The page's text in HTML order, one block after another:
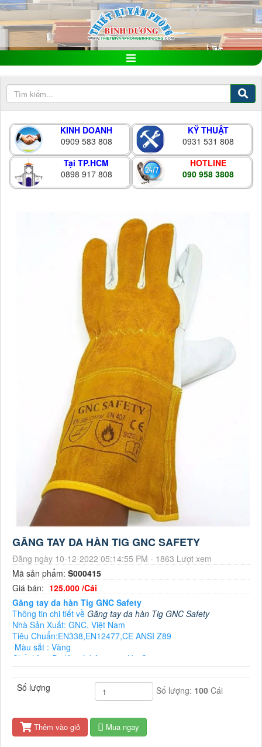
KINH DOANH
0909 583 808
KỸ THUẬT
0931 531 808
Tại TP.HCM
0898 917 808
HOTLINE
090 958 3808
GĂNG TAY DA HÀN TIG GNC SAFETY
Đăng ngày 10-12-2022 05:14:55 PM - 1863 Lượt xem
Mã sản phẩm: S000415
Giá bán: 125.000 /Cái
Găng tay da hàn Tig GNC Safety
Thông tin chi tiết về Găng tay da hàn Tig GNC Safety
Nhà Sản Xuất: GNC, Việt Nam
Tiêu Chuẩn:EN338,EN12477,CE ANSI Z89
Màu sắt : Vàng
Chất liệu : Da lộn và bên trong lớp Cotton
Chống chịu nhiệt 100°C trong 15s
Chống mài mòn : Mức độ 3/4
Chống cắt : Mức độ 1/5
Chống đâm xuyên : Mức độ 3/4
Số lượng Số lượng: 100 Cái
Thêm vào giỏ Mua ngay